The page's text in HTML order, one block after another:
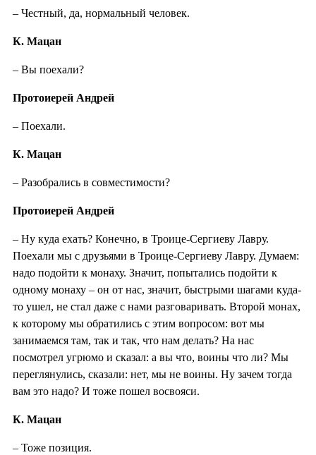
– Честный, да, нормальный человек.
К. Мацан
– Вы поехали?
Протоиерей Андрей
– Поехали.
К. Мацан
– Разобрались в совместимости?
Протоиерей Андрей
– Ну куда ехать? Конечно, в Троице-Сергиеву Лавру.
Поехали мы с друзьями в Троице-Сергиеву Лавру. Думаем:
надо подойти к монаху. Значит, попытались подойти к
одному монаху – он от нас, значит, быстрыми шагами куда-
то ушел, не стал даже с нами разговаривать. Второй монах,
к которому мы обратились с этим вопросом: вот мы
занимаемся там, так и так, что нам делать? На нас
посмотрел угрюмо и сказал: а вы что, воины что ли? Мы
переглянулись, сказали: нет, мы не воины. Ну зачем тогда
вам это надо? И тоже пошел восвояси.
К. Мацан
– Тоже позиция.